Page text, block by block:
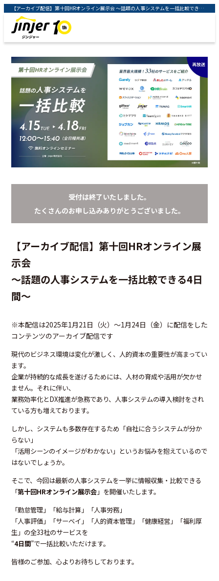
【アーカイブ配信】第十回HRオンライン展示会 ～話題の人事システムを一括比較できる4日間～ ｜クラウド型人事労務システム「ジンジャー」 ｜ jinjer株式会社
受付は終了いたしました。
たくさんのお申し込みありがとうございました。
【アーカイブ配信】第十回HRオンライン展
示会
～話題の人事システムを一括比較できる4日
間～
※本配信は2025年1月21日（火）～1月24日（金）に配信をした
コンテンツのアーカイブ配信です
現代のビジネス環境は変化が激しく、人的資本の重要性が高まってい
ます。
企業が持続的な成長を遂げるためには、人材の育成や活用が欠かせ
ません。それに伴い、
業務効率化とDX推進が急務であり、人事システムの導入検討をされ
ている方も増えております。
しかし、システムも多数存在するため「自社に合うシステムが分か
らない」
「活用シーンのイメージがわかない」というお悩みを抱えているので
はないでしょうか。
そこで、今回は最新の人事システムを一挙に情報収集・比較できる
「第十回HRオンライン展示会 」を開催いたします。
「勤怠管理」「給与計算」「人事労務」
「⼈事評価」「サーベイ」「⼈的資本管理」「健康経営」「福利厚
生」の全33社のサービスを
“4日間”で一括比較いただけます。
皆様のご参加、心よりお待ちしております。